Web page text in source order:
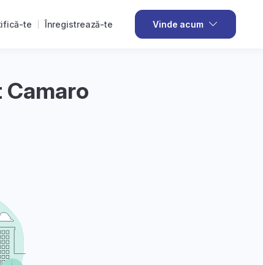
te Înregistrează-te Vinde acum